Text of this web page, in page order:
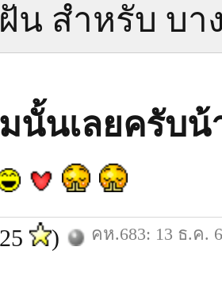
น สำหรับ บา
มนั้นเลยครับ
) คห.683: 13 ธ.ค.